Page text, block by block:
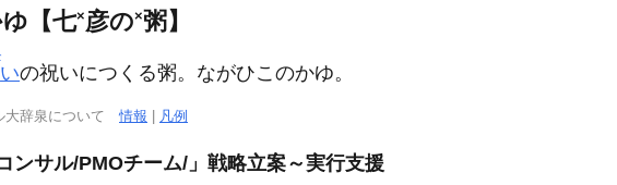
【七×彦の×粥】
いの祝いにつくる粥。ながひこのかゆ。
大辞泉について情報 凡例
ンサル/PMOチーム/」戦略立案～実行支援